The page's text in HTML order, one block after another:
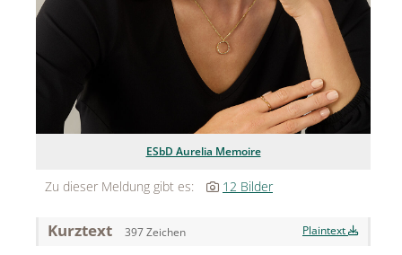
Nägele & Strubell
PUIG
Sicheldorfer Heilwasser
ESbD Aurelia Memoire
Zu dieser Meldung gibt es: 12 Bilder
Kurztext 397 Zeichen Plaintext